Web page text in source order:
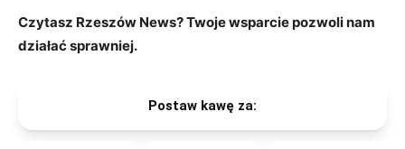
Czytasz Rzeszów News? Twoje wsparcie pozwoli nam
działać sprawniej.
Postaw kawę za: